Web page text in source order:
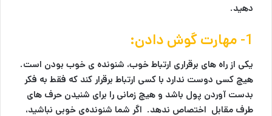
دهید.
1- مهارت گوش دادن:
یکی از راه های برقراری ارتباط خوب، شنونده ی خوب بودن است.
هیچ کسی دوست ندارد با کسی ارتباط برقرار کند که فقط به فکر
بدست آوردن پول باشد و هیچ زمانی را برای شنیدن حرف های
طرف مقابل اختصاص ندهد. اگر شما شنونده‌ی خوبی نباشید،